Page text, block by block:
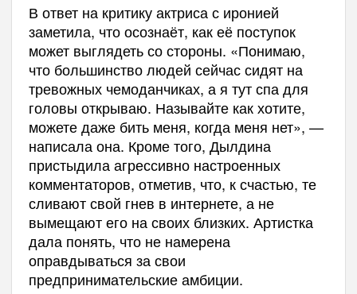
В ответ на критику актриса с иронией
заметила, что осознаёт, как её поступок
может выглядеть со стороны. «Понимаю,
что большинство людей сейчас сидят на
тревожных чемоданчиках, а я тут спа для
головы открываю. Называйте как хотите,
можете даже бить меня, когда меня нет», —
написала она. Кроме того, Дылдина
пристыдила агрессивно настроенных
комментаторов, отметив, что, к счастью, те
сливают свой гнев в интернете, а не
вымещают его на своих близких. Артистка
дала понять, что не намерена
оправдываться за свои
предпринимательские амбиции.